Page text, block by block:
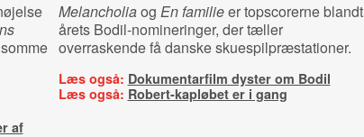
af
Melancholiaog En familieer topscorerne blandt
årets Bodil-nomineringer, der tæller
overraskende få danske skuespilpræstationer.
Læs også: Dokumentarfilm dyster om Bodil
Læs også: Robert-kapløbet er i gang